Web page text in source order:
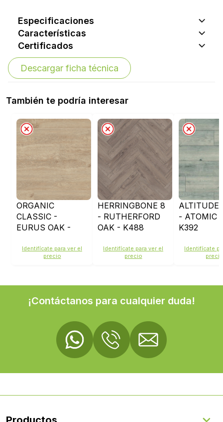
Especificaciones
Características
Certificados
Descargar ficha técnica
También te podría interesar
ORGANIC
CLASSIC -
EURUS OAK -
Identifícate para ver el
precio
HERRINGBONE 8
- RUTHERFORD
OAK - K488
Identifícate para ver el
precio
ALTITUDE
- ATOMIC
K392
Identifícate
precio
¡Contáctanos para cualquier duda!